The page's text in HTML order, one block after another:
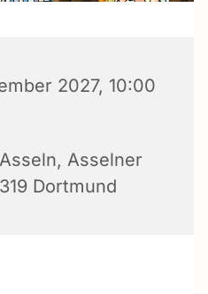
2027, 10:00
Asselner
Dortmund